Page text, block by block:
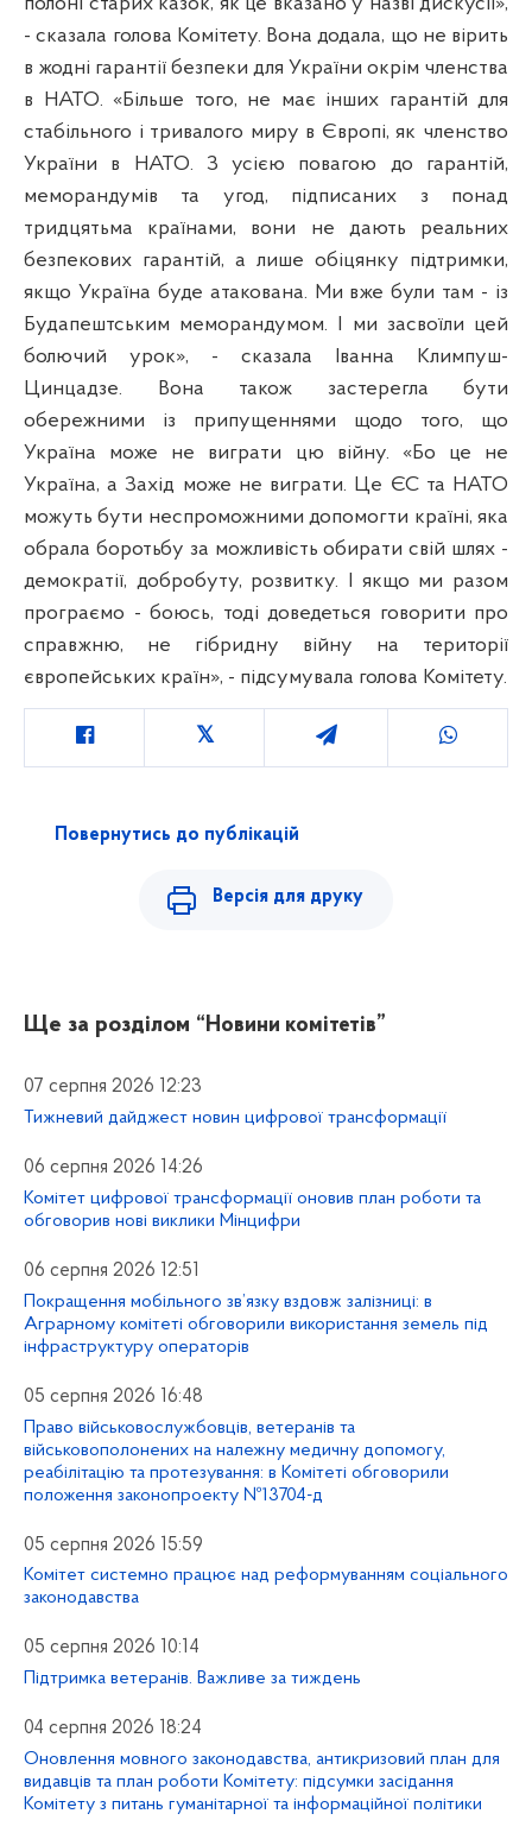
- сказала голова Комітету. Вона додала, що не вірить
в жодні гарантії безпеки для України окрім членства
в НАТО. «Більше того, не має інших гарантій для
стабільного і тривалого миру в Європі, як членство
України в НАТО. З усією повагою до гарантій,
меморандумів та угод, підписаних з понад
тридцятьма країнами, вони не дають реальних
безпекових гарантій, а лише обіцянку підтримки,
якщо Україна буде атакована. Ми вже були там - із
Будапештським меморандумом. І ми засвоїли цей
болючий урок», - сказала Іванна Климпуш-
Цинцадзе. Вона також застерегла бути
обережними із припущеннями щодо того, що
Україна може не виграти цю війну. «Бо це не
Україна, а Захід може не виграти. Це ЄС та НАТО
можуть бути неспроможними допомогти країні, яка
обрала боротьбу за можливість обирати свій шлях -
демократії, добробуту, розвитку. І якщо ми разом
програємо - боюсь, тоді доведеться говорити про
справжню, не гібридну війну на території
європейських країн», - підсумувала голова Комітету.
Повернутись до публікацій
Версія для друку
Ще за розділом “Новини комітетів”
07 серпня 2026 12:23
Тижневий дайджест новин цифрової трансформації
06 серпня 2026 14:26
Комітет цифрової трансформації оновив план роботи та
обговорив нові виклики Мінцифри
06 серпня 2026 12:51
Покращення мобільного зв’язку вздовж залізниці: в
Аграрному комітеті обговорили використання земель під
інфраструктуру операторів
05 серпня 2026 16:48
Право військовослужбовців, ветеранів та
військовополонених на належну медичну допомогу,
реабілітацію та протезування: в Комітеті обговорили
положення законопроекту №13704-д
05 серпня 2026 15:59
Комітет системно працює над реформуванням соціального
законодавства
05 серпня 2026 10:14
Підтримка ветеранів. Важливе за тиждень
04 серпня 2026 18:24
Оновлення мовного законодавства, антикризовий план для
видавців та план роботи Комітету: підсумки засідання
Комітету з питань гуманітарної та інформаційної політики